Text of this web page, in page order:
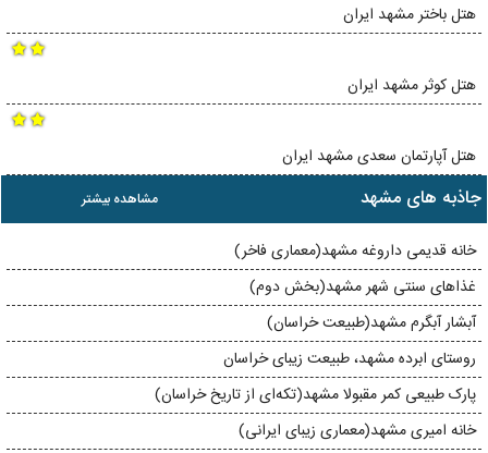
هتل باختر مشهد ایران
هتل کوثر مشهد ایران
هتل آپارتمان سعدی مشهد ایران
مشاهده بیشتر جاذبه های مشهد
خانه قدیمی داروغه مشهد(معماری فاخر)
غذاهای سنتی شهر مشهد(بخش دوم)
آبشار آبگرم مشهد(طبیعت خراسان)
روستای ابرده مشهد، طبیعت زیبای خراسان
پارک طبیعی کمر مقبولا مشهد(تکه‌ای از تاریخ خراسان)
خانه‌ امیری مشهد(معماری زیبای ایرانی)